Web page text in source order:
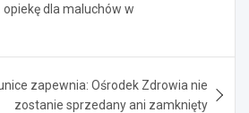
opiekę dla maluchów w
zapewnia: Ośrodek Zdrowia nie
zostanie sprzedany ani zamknięty